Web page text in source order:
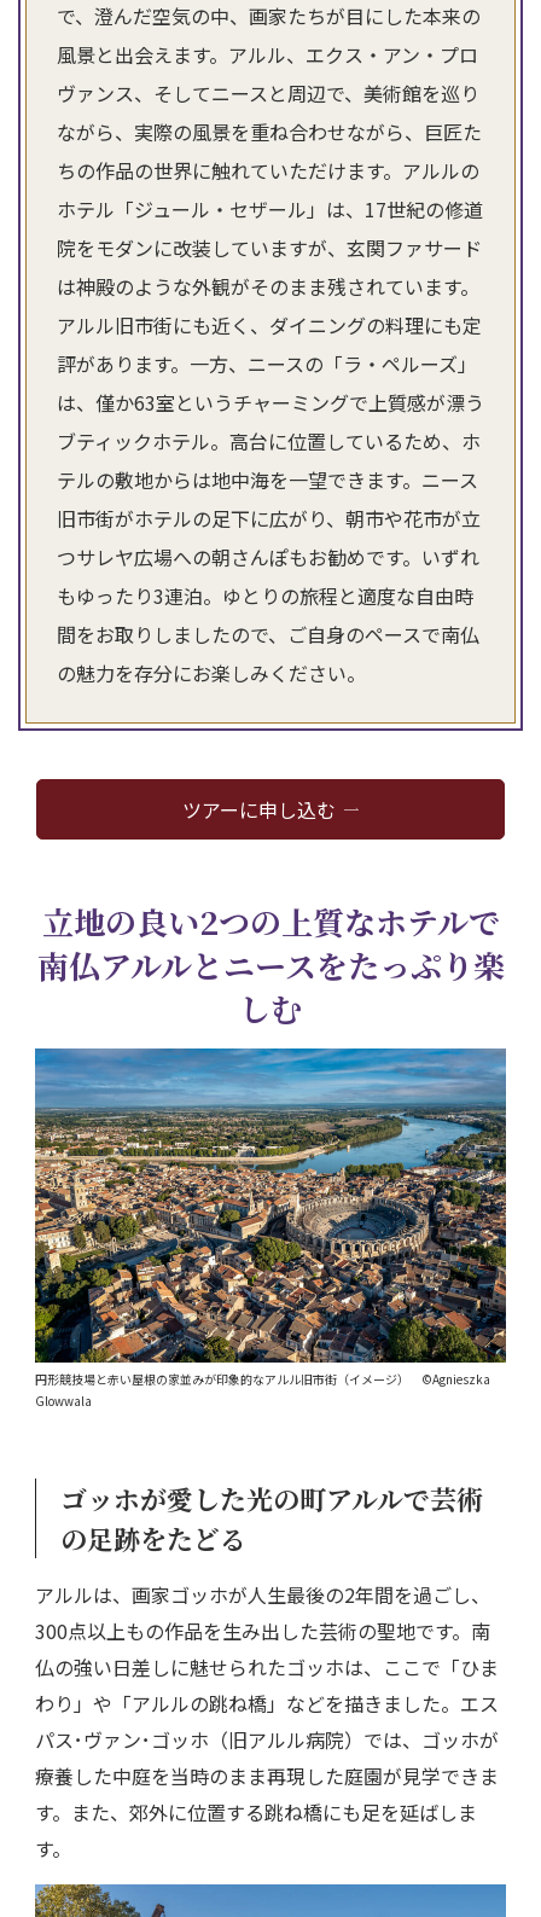
で、澄んだ空気の中、画家たちが目にした本来の
風景と出会えます。アルル、エクス・アン・プロ
ヴァンス、そしてニースと周辺で、美術館を巡り
ながら、実際の風景を重ね合わせながら、巨匠た
ちの作品の世界に触れていただけます。アルルの
ホテル「ジュール・セザール」は、17世紀の修道
院をモダンに改装していますが、玄関ファサード
は神殿のような外観がそのまま残されています。
アルル旧市街にも近く、ダイニングの料理にも定
評があります。一方、ニースの「ラ・ペルーズ」
は、僅か63室というチャーミングで上質感が漂う
ブティックホテル。高台に位置しているため、ホ
テルの敷地からは地中海を一望できます。ニース
旧市街がホテルの足下に広がり、朝市や花市が立
つサレヤ広場への朝さんぽもお勧めです。いずれ
もゆったり3連泊。ゆとりの旅程と適度な自由時
間をお取りしましたので、ご自身のペースで南仏
の魅力を存分にお楽しみください。
ツアーに申し込む
立地の良い2つの上質なホテルで
南仏アルルとニースをたっぷり楽
しむ
円形競技場と赤い屋根の家並みが印象的なアルル旧市街（イメージ） ©Agnieszka
Glowwala
ゴッホが愛した光の町アルルで芸術
の足跡をたどる
アルルは、画家ゴッホが人生最後の2年間を過ごし、
300点以上もの作品を生み出した芸術の聖地です。南
仏の強い日差しに魅せられたゴッホは、ここで「ひま
わり」や「アルルの跳ね橋」などを描きました。エス
パス･ヴァン･ゴッホ（旧アルル病院）では、ゴッホが
療養した中庭を当時のまま再現した庭園が見学できま
す。また、郊外に位置する跳ね橋にも足を延ばしま
す。